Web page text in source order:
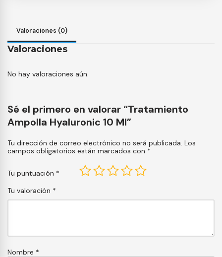
Valoraciones (0)
Valoraciones
No hay valoraciones aún.
Sé el primero en valorar “Tratamiento
Ampolla Hyaluronic 10 Ml”
Tu dirección de correo electrónico no será publicada. Los
campos obligatorios están marcados con *
Tu puntuación *
Tu valoración *
Nombre *